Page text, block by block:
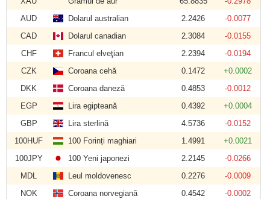
AUD
Dolarul australian 2.2426
-0.0077
CAD
Dolarul canadian 2.3084
-0.0155
CHF
Francul elveţian 2.2394
-0.0194
CZK
Coroana cehă 0.1472
+0.0002
DKK
Coroana daneză 0.4853
-0.0012
EGP
Lira egipteană 0.4392
+0.0004
GBP
Lira sterlină 4.5736
-0.0152
100HUF
100 Forinți maghiari 1.4991
+0.0021
100JPY
100 Yeni japonezi 2.2145
-0.0266
MDL
Leul moldovenesc 0.2276
-0.0009
NOK
Coroana norvegiană 0.4542
-0.0002